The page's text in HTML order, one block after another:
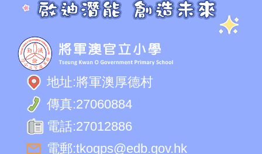
地址:將軍澳厚德村
傳真:27060884
電話:27012886
電郵:tkogps@edb.gov.hk